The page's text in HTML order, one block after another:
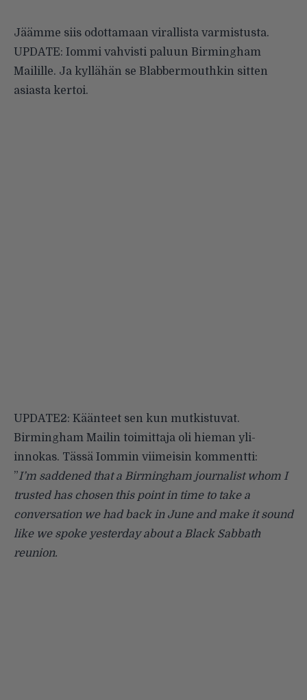
Jäämme siis odottamaan virallista varmistusta.
UPDATE: Iommi vahvisti paluun Birmingham
Mailille. Ja kyllähän se Blabbermouthkin sitten
asiasta kertoi.
UPDATE2: Käänteet sen kun mutkistuvat.
Birmingham Mailin toimittaja oli hieman yli-
innokas. Tässä Iommin viimeisin kommentti:
”I’m saddened that a Birmingham journalist whom I
trusted has chosen this point in time to take a
conversation we had back in June and make it sound
like we spoke yesterday about a Black Sabbath
reunion.